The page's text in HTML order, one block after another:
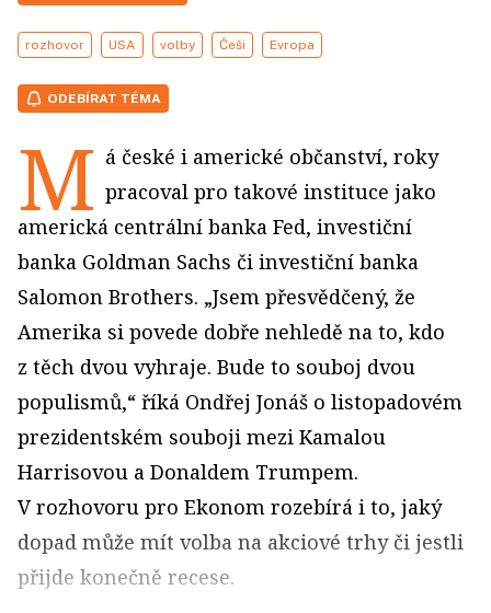
rozhovor USA volby Češi Evropa
ODEBÍRAT TÉMA
M á české i americké občanství, roky
pracoval pro takové instituce jako
americká centrální banka Fed, investiční
banka Goldman Sachs či investiční banka
Salomon Brothers. „Jsem přesvědčený, že
Amerika si povede dobře nehledě na to, kdo
z těch dvou vyhraje. Bude to souboj dvou
populismů,“ říká Ondřej Jonáš o listopadovém
prezidentském souboji mezi Kamalou
Harrisovou a Donaldem Trumpem.
V rozhovoru pro Ekonom rozebírá i to, jaký
dopad může mít volba na akciové trhy či jestli
přijde konečně recese.